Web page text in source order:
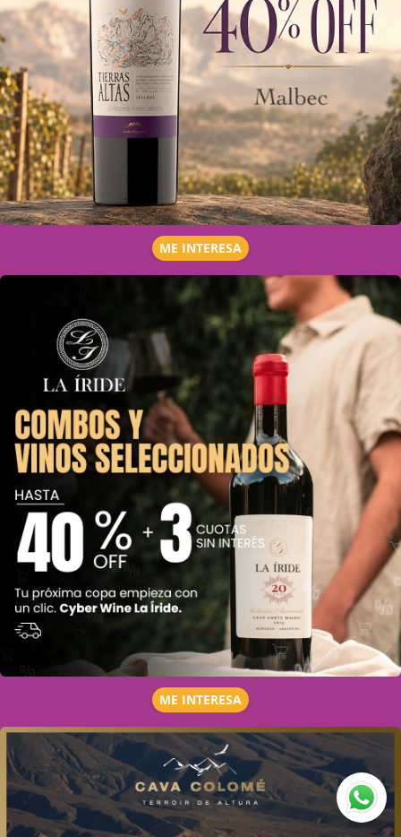
ME INTERESA
ME INTERESA